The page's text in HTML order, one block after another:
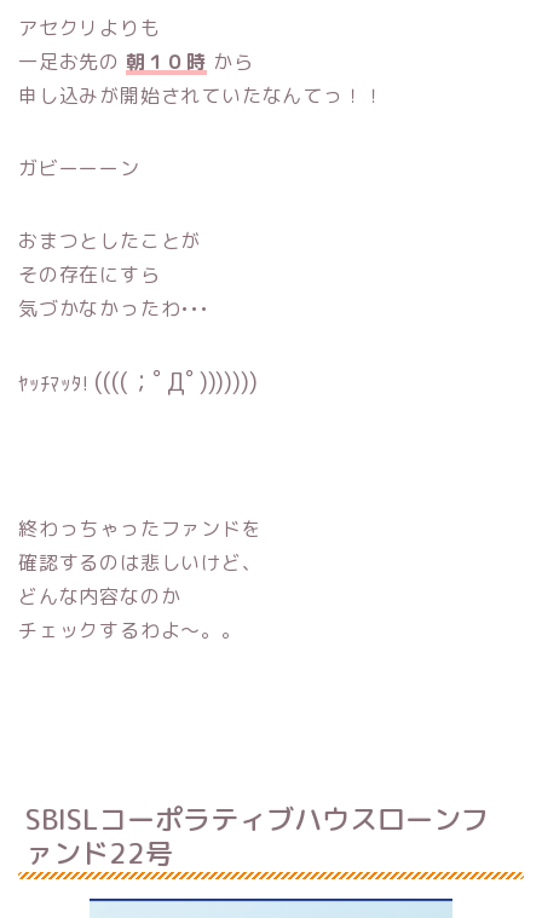
アセクリよりも
一足お先の 朝１０時 から
申し込みが開始されていたなんてっ！！
ガビーーーン
おまつとしたことが
その存在にすら
気づかなかったわ•••
ﾔｯﾁﾏｯﾀ! ((((；ﾟДﾟ)))))))
終わっちゃったファンドを
確認するのは悲しいけど、
どんな内容なのか
チェックするわよ〜。。
SBISLコーポラティブハウスローンフ
ァンド22号